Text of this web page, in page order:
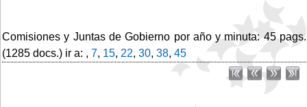
Comisiones y Juntas de Gobierno por año y minuta: 45 pags.
(1285 docs.) ir a: , 7, 15, 22, 30, 38, 45